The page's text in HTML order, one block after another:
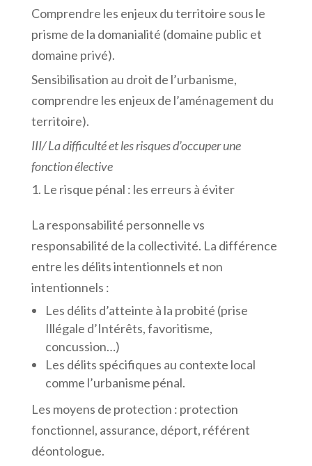
Comprendre les enjeux du territoire sous le
prisme de la domanialité (domaine public et
domaine privé).
Sensibilisation au droit de l’urbanisme,
comprendre les enjeux de l’aménagement du
territoire).
III/Ladifficultéetlesrisquesd’occuperune
fonctionélective
Le risque pénal : les erreurs à éviter
La responsabilité personnelle vs
responsabilité de la collectivité. La différence
entre les délits intentionnels et non
intentionnels :
Les délits d’atteinte à la probité (prise
Illégale d’Intérêts, favoritisme,
concussion…)
Les délits spécifiques au contexte local
comme l’urbanisme pénal.
Les moyens de protection : protection
fonctionnel, assurance, déport, référent
déontologue.